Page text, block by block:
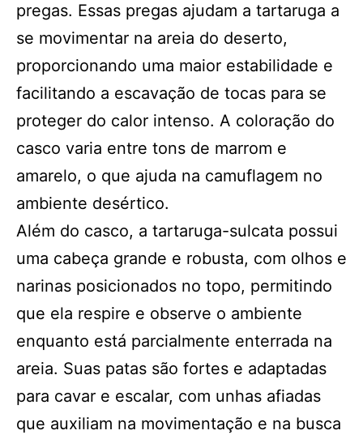
pregas. Essas pregas ajudam a tartaruga a
se movimentar na areia do deserto,
proporcionando uma maior estabilidade e
facilitando a escavação de tocas para se
proteger do calor intenso. A coloração do
casco varia entre tons de marrom e
amarelo, o que ajuda na camuflagem no
ambiente desértico.
Além do casco, a tartaruga-sulcata possui
uma cabeça grande e robusta, com olhos e
narinas posicionados no topo, permitindo
que ela respire e observe o ambiente
enquanto está parcialmente enterrada na
areia. Suas patas são fortes e adaptadas
para cavar e escalar, com unhas afiadas
que auxiliam na movimentação e na busca